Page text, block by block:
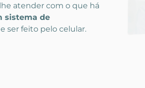
atender com o que há
sistema de
ser feito pelo celular.